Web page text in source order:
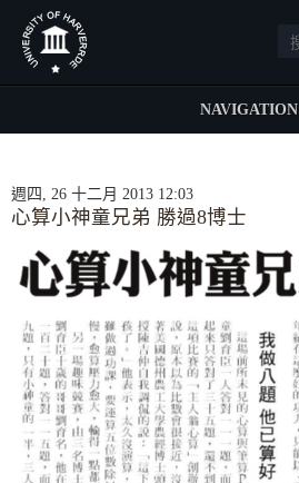
NAVIGATION
週四, 26 十二月 2013 12:03
心算小神童兄弟 勝過8博士